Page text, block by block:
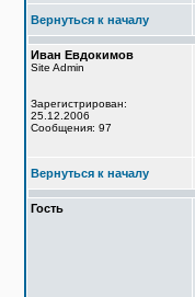
Вернуться к началу
Иван Евдокимов
Site Admin
Зарегистрирован:
25.12.2006
Сообщения: 97
Вернуться к началу
Гость